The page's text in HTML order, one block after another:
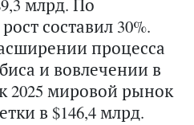
млрд. По
составил 30%.
процесса
и вовлечении в
2025 мировой рынок
в $146,4 млрд.